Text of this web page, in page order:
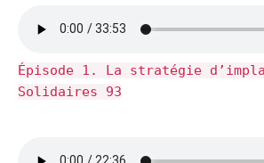
Épisode 1. La stratégie
Solidaires 93